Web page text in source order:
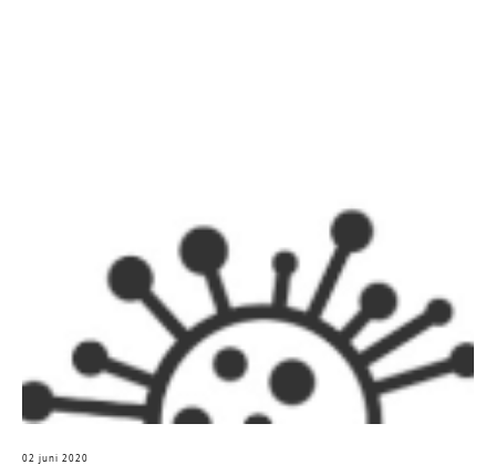
02 juni 2020